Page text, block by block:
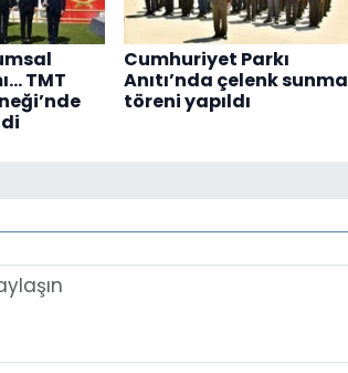
TMT
Cumhuriyet Parkı
Anıtı’nda çelenk sunma
töreni yapıldı